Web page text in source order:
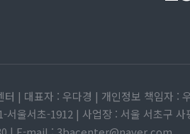
터 | 대표자 : 우다경 | 개인정보 책임자 :
서울서초-1912 | 사업장 : 서울 서초구